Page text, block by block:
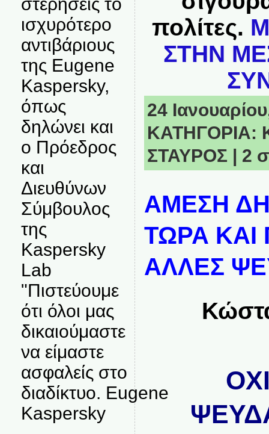
ισχυρότερο
αντιβάριους
της Eugene
Kaspersky,
όπως
δηλώνει και
ο Πρόεδρος
και
Διευθύνων
Σύμβουλος
της
Kaspersky
Lab
"Πιστεύουμε
ότι όλοι μας
δικαιούμαστε
να είμαστε
ασφαλείς στο
διαδίκτυο. Eugene
Kaspersky
πολίτες.
ΣΤΗΝ
24
ΚΑΤΗΓΟΡΙΑ:
ΣΤΑΥΡΟΣ
2
ΑΜΕΣΗ
ΤΩΡΑ ΚΑΙ
ΑΛΛΕΣ